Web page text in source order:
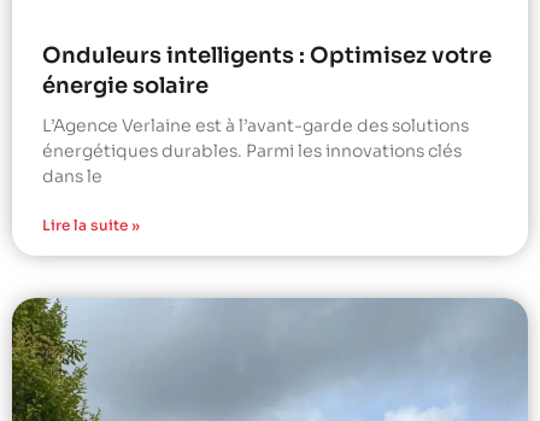
Onduleurs intelligents : Optimisez votre
énergie solaire
L’Agence Verlaine est à l’avant-garde des solutions
énergétiques durables. Parmi les innovations clés
dans le
Lire la suite »